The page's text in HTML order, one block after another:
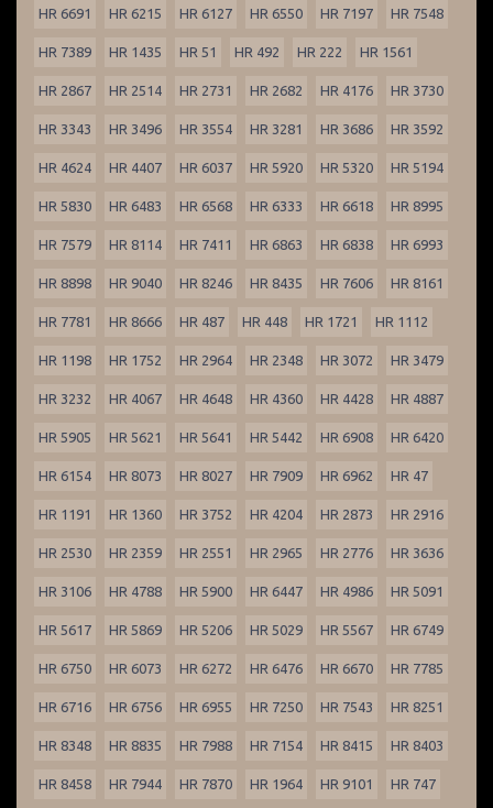
HR 6691 HR 6215 HR 6127 HR 6550 HR 7197 HR 7548
HR 7389 HR 1435 HR 51 HR 492 HR 222 HR 1561
HR 2867 HR 2514 HR 2731 HR 2682 HR 4176 HR 3730
HR 3343 HR 3496 HR 3554 HR 3281 HR 3686 HR 3592
HR 4624 HR 4407 HR 6037 HR 5920 HR 5320 HR 5194
HR 5830 HR 6483 HR 6568 HR 6333 HR 6618 HR 8995
HR 7579 HR 8114 HR 7411 HR 6863 HR 6838 HR 6993
HR 8898 HR 9040 HR 8246 HR 8435 HR 7606 HR 8161
HR 7781 HR 8666 HR 487 HR 448 HR 1721 HR 1112
HR 1198 HR 1752 HR 2964 HR 2348 HR 3072 HR 3479
HR 3232 HR 4067 HR 4648 HR 4360 HR 4428 HR 4887
HR 5905 HR 5621 HR 5641 HR 5442 HR 6908 HR 6420
HR 6154 HR 8073 HR 8027 HR 7909 HR 6962 HR 47
HR 1191 HR 1360 HR 3752 HR 4204 HR 2873 HR 2916
HR 2530 HR 2359 HR 2551 HR 2965 HR 2776 HR 3636
HR 3106 HR 4788 HR 5900 HR 6447 HR 4986 HR 5091
HR 5617 HR 5869 HR 5206 HR 5029 HR 5567 HR 6749
HR 6750 HR 6073 HR 6272 HR 6476 HR 6670 HR 7785
HR 6716 HR 6756 HR 6955 HR 7250 HR 7543 HR 8251
HR 8348 HR 8835 HR 7988 HR 7154 HR 8415 HR 8403
HR 8458 HR 7944 HR 7870 HR 1964 HR 9101 HR 747